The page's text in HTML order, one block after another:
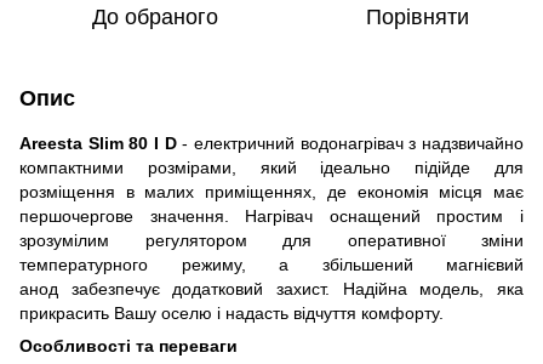
До обраного Порівняти
Опис
Areesta Slim 80 I D- електричний водонагрівач з надзвичайно
компактними розмірами, який ідеально підійде для
розміщення в малих приміщеннях, де економія місця має
першочергове значення. Нагрівач оснащений простим і
зрозумілим регулятором для оперативної зміни
температурного режиму, а збільшений магнієвий
анод забезпечує додатковий захист. Надійна модель, яка
прикрасить Вашу оселю і надасть відчуття комфорту.
Особливості та переваги